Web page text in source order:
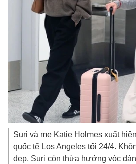
Suri và mẹ Katie Holmes xuất
quốc tế Los Angeles tối 24/4.
đẹp, Suri còn thừa hưởng vóc